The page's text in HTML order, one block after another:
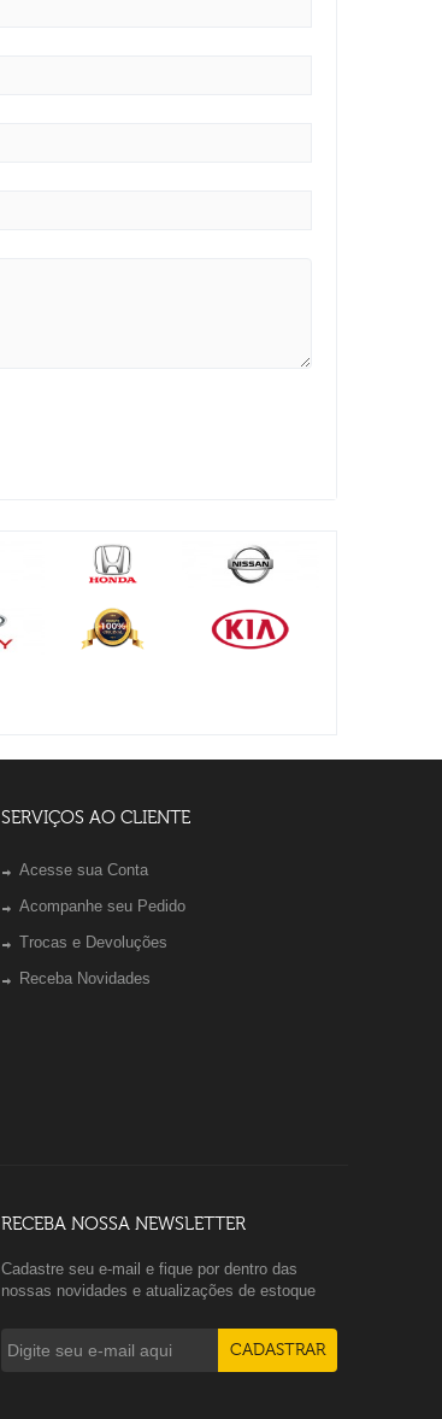
SERVIÇOS AO CLIENTE
Acesse sua Conta
Acompanhe seu Pedido
Trocas e Devoluções
Receba Novidades
RECEBA NOSSA NEWSLETTER
Cadastre seu e-mail e fique por dentro das
nossas novidades e atualizações de estoque